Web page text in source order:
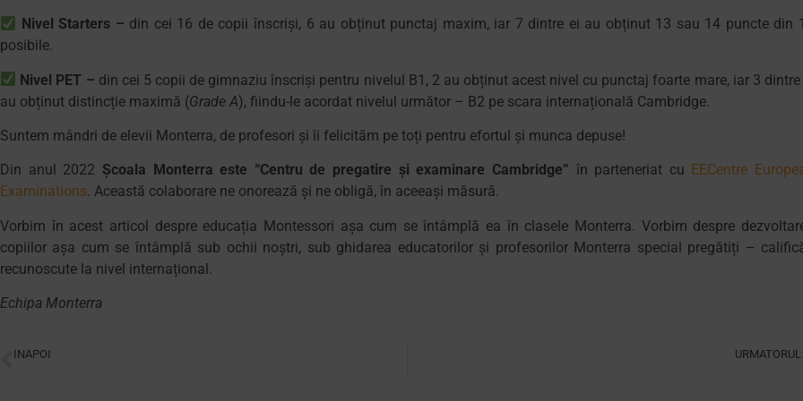
Nivel Starters – din cei 16 de copii înscriși, 6 au obținut punctaj maxim, iar 7 dintre ei au obținut 13 sau 14 puncte din
posibile.
Nivel PET – din cei 5 copii de gimnaziu înscriși pentru nivelul B1, 2 au obținut acest nivel cu punctaj foarte mare, iar 3 dintre
au obținut distincție maximă (Grade A), fiindu-le acordat nivelul următor – B2 pe scara internațională Cambridge.
Suntem mândri de elevii Monterra, de profesori și îi felicităm pe toți pentru efortul și munca depuse!
Din anul 2022 Școala Monterra este “Centru de pregatire și examinare Cambridge” în parteneriat cu EECentre
Examinations. Această colaborare ne onorează și ne obligă, în aceeași măsură.
Vorbim în acest articol despre educația Montessori așa cum se întâmplă ea în clasele Monterra. Vorbim despre
copiilor așa cum se întâmplă sub ochii noștri, sub ghidarea educatorilor și profesorilor Monterra special pregătiți –
recunoscute la nivel internațional.
Echipa Monterra
INAPOI URMATORUL